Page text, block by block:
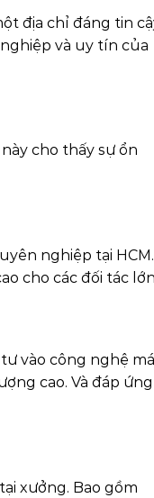
địa chỉ đáng tin
và uy tín của
cho thấy sự ổn
nghiệp tại HCM.
cho các đối tác
vào công nghệ
cao. Và đáp ứng
xưởng. Bao gồm